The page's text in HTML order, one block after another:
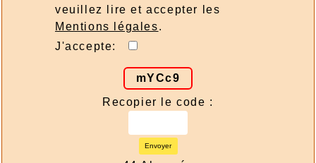
veuillez lire et accepter les
Mentions légales.
J'accepte:
mYCc9
Recopier le code :
Envoyer